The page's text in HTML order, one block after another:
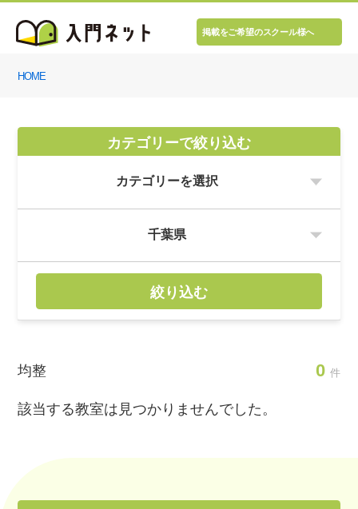
掲載をご希望のスクール様へ
HOME
カテゴリーで絞り込む
絞り込む
均整 0 件
該当する教室は見つかりませんでした。